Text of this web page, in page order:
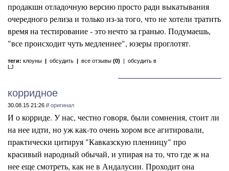
продакшн отладочную версию просто ради выкатывания
очередного релиза и только из-за того, что не хотели тратить
время на тестирование - это нечто за гранью. Подумаешь,
"все происходит чуть медленнее", юзеры проглотят.
теги: клоуны | обсудить | все отзывы (0) | обсудить в
LJ
корридное
30.08.15 21:26 // оригинал
И о корриде. У нас, честно говоря, были сомнения, стоит ли
на нее идти, но уж как-то очень хором все агитировали,
практически цитируя "Кавказскую пленницу" про
красивый народный обычай, и упирая на то, что где ж на
нее еще смотреть, как не в Андалусии. Проходит она